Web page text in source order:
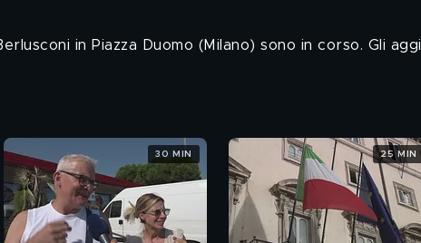
in Piazza Duomo (Milano) sono in corso. Gli
30 MIN 25 MIN